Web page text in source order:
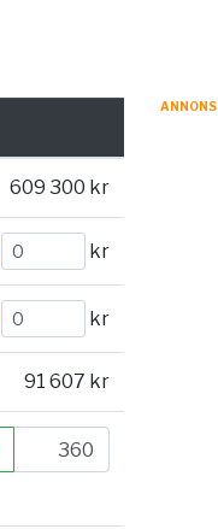
609 300 kr
kr
kr
91 607 kr
ANNONS